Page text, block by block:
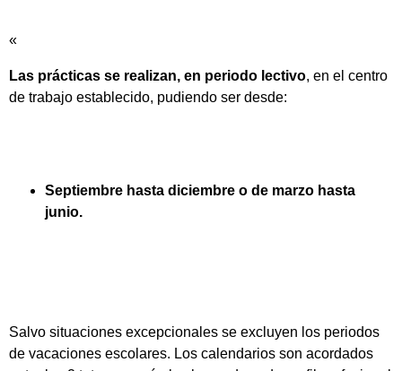
«
Las prácticas se realizan, en periodo lectivo, en el centro
de trabajo establecido, pudiendo ser desde:
Septiembre hasta diciembre o de marzo hasta
junio.
Salvo situaciones excepcionales se excluyen los periodos
de vacaciones escolares. Los calendarios son acordados